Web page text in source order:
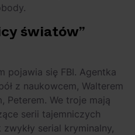
światów”
pojawia się FBI. Agentka
z naukowcem, Walterem
Peterem. We troje mają
serii tajemniczych
serial kryminalny,